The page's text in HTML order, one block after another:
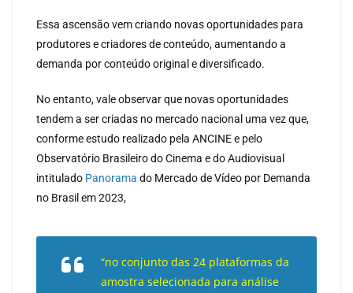
Essa ascensão vem criando novas oportunidades para
produtores e criadores de conteúdo, aumentando a
demanda por conteúdo original e diversificado.
No entanto, vale observar que novas oportunidades
tendem a ser criadas no mercado nacional uma vez que,
conforme estudo realizado pela ANCINE e pelo
Observatório Brasileiro do Cinema e do Audiovisual
intitulado Panorama do Mercado de Vídeo por Demanda
no Brasil em 2023,
“no conjunto das 24 plataformas da
amostra selecionada para análise